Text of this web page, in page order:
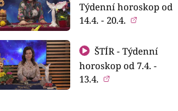
Týdenní horoskop od
14.4. - 20.4.
ŠTÍR - Týdenní
horoskop od 7.4. -
13.4.